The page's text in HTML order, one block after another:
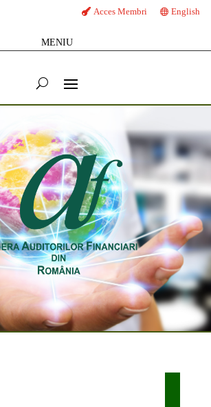
Acces Membri English
MENIU